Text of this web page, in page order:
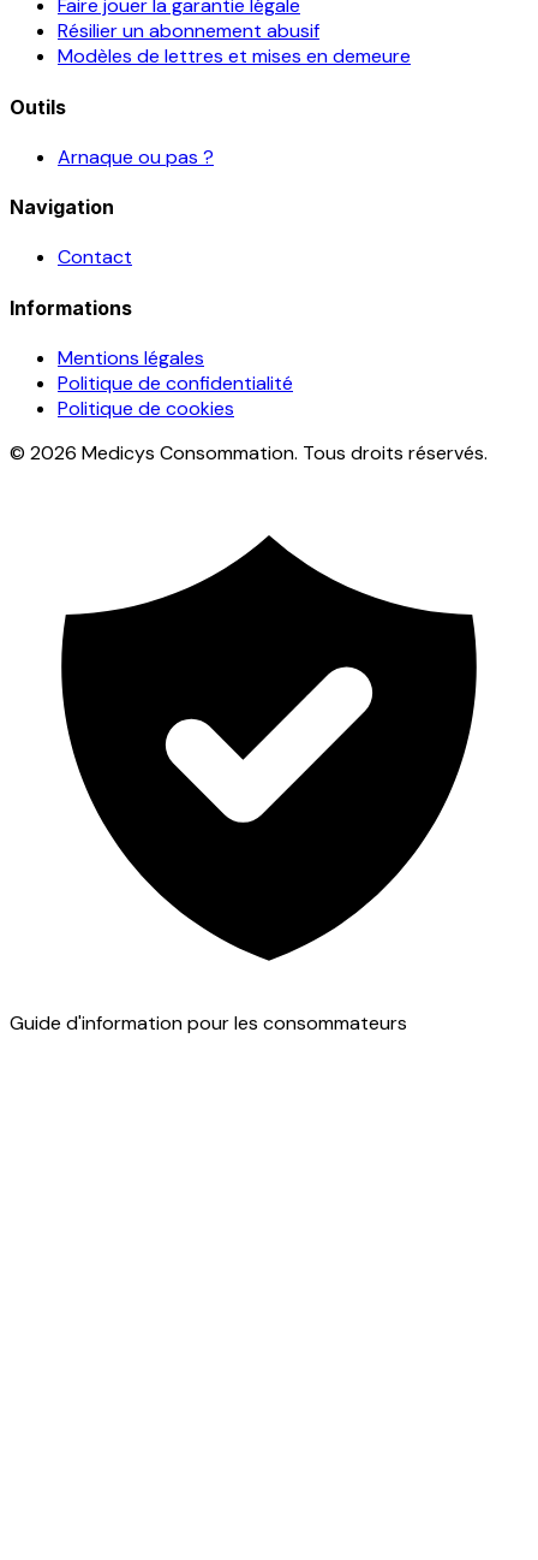
Faire jouer la garantie légale
Résilier un abonnement abusif
Modèles de lettres et mises en demeure
Outils
Arnaque ou pas ?
Navigation
Contact
Informations
Mentions légales
Politique de confidentialité
Politique de cookies
© 2026 Medicys Consommation. Tous droits réservés.
Guide d'information pour les consommateurs